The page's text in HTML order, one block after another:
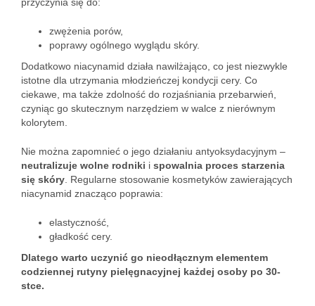
zwężenia porów,
poprawy ogólnego wyglądu skóry.
Dodatkowo niacynamid działa nawilżająco, co jest niezwykle
istotne dla utrzymania młodzieńczej kondycji cery. Co
ciekawe, ma także zdolność do rozjaśniania przebarwień,
czyniąc go skutecznym narzędziem w walce z nierównym
kolorytem.
Nie można zapomnieć o jego działaniu antyoksydacyjnym –
neutralizuje wolne rodniki i spowalnia proces starzenia
się skóry . Regularne stosowanie kosmetyków zawierających
niacynamid znacząco poprawia:
elastyczność,
gładkość cery.
Dlatego warto uczynić go nieodłącznym elementem
codziennej rutyny pielęgnacyjnej każdej osoby po 30-
stce.